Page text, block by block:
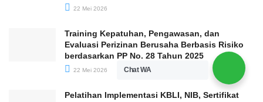
22 Mei 2026
Training Kepatuhan, Pengawasan, dan
Evaluasi Perizinan Berusaha Berbasis Risiko
berdasarkan PP No. 28 Tahun 2025
22 Mei 2026
Pelatihan Implementasi KBLI, NIB, Sertifikat
Chat WA